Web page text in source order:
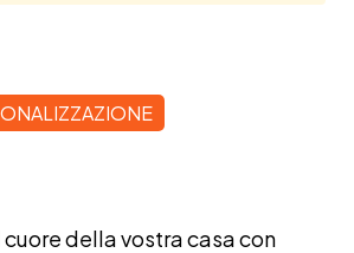
della vostra casa con